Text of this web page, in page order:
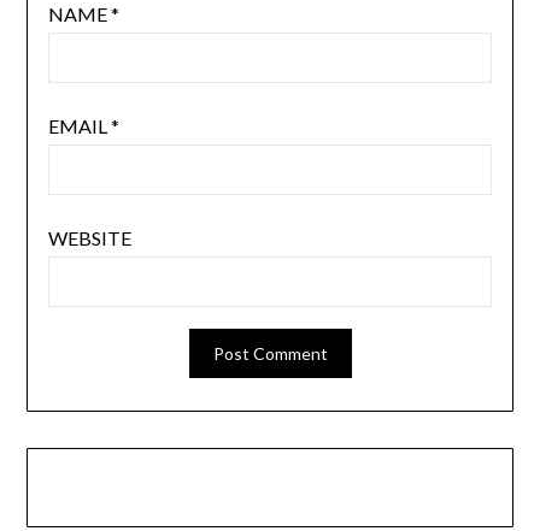
NAME*
EMAIL*
WEBSITE